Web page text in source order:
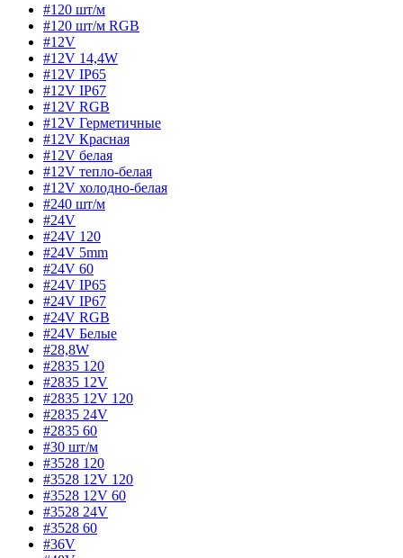
#120 шт/м
#120 шт/м RGB
#12V
#12V 14,4W
#12V IP65
#12V IP67
#12V RGB
#12V Герметичные
#12V Красная
#12V белая
#12V тепло-белая
#12V холодно-белая
#240 шт/м
#24V
#24V 120
#24V 5mm
#24V 60
#24V IP65
#24V IP67
#24V RGB
#24V Белые
#28,8W
#2835 120
#2835 12V
#2835 12V 120
#2835 24V
#2835 60
#30 шт/м
#3528 120
#3528 12V 120
#3528 12V 60
#3528 24V
#3528 60
#36V